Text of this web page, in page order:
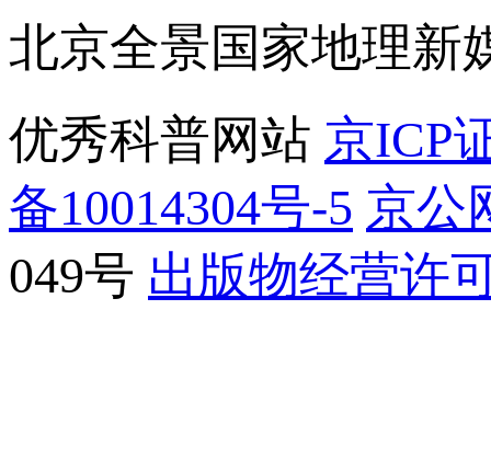
北京全景国家地理新
优秀科普网站 京ICP
备10014304号-5 京公
049号 出版物经营许